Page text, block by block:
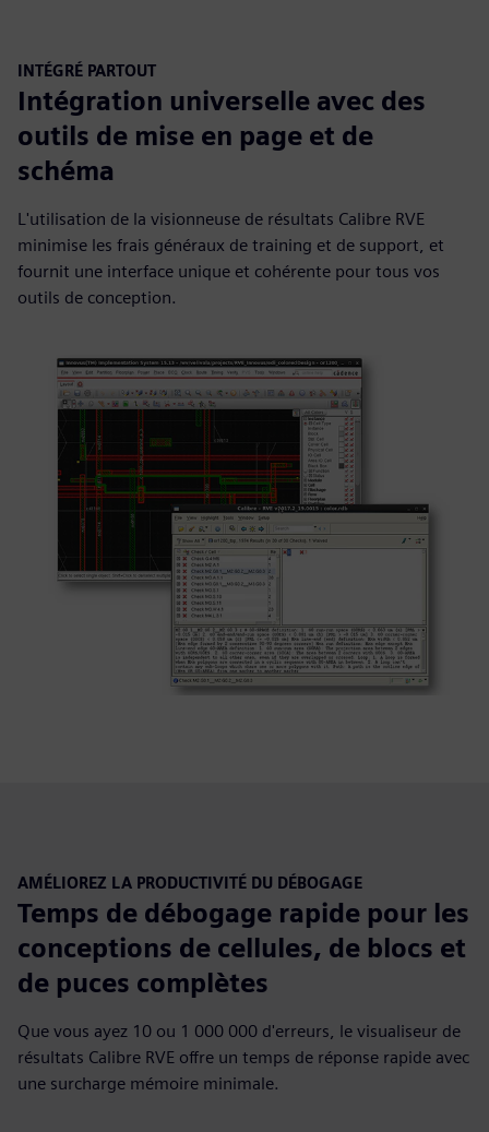
INTÉGRÉ PARTOUT
Intégration universelle avec des
outils de mise en page et de
schéma
L'utilisation de la visionneuse de résultats Calibre RVE
minimise les frais généraux de training et de support, et
fournit une interface unique et cohérente pour tous vos
outils de conception.
AMÉLIOREZ LA PRODUCTIVITÉ DU DÉBOGAGE
Temps de débogage rapide pour les
conceptions de cellules, de blocs et
de puces complètes
Que vous ayez 10 ou 1 000 000 d'erreurs, le visualiseur de
résultats Calibre RVE offre un temps de réponse rapide avec
une surcharge mémoire minimale.